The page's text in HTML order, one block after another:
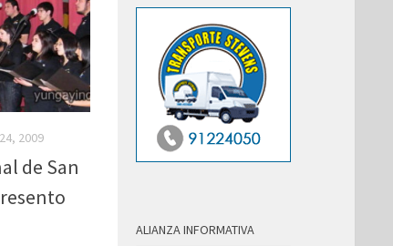
2009
de San
ALIANZA INFORMATIVA